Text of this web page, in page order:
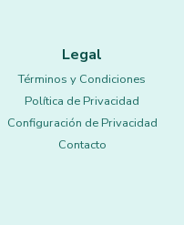
Legal
Términos y Condiciones
Política de Privacidad
Configuración de Privacidad
Contacto